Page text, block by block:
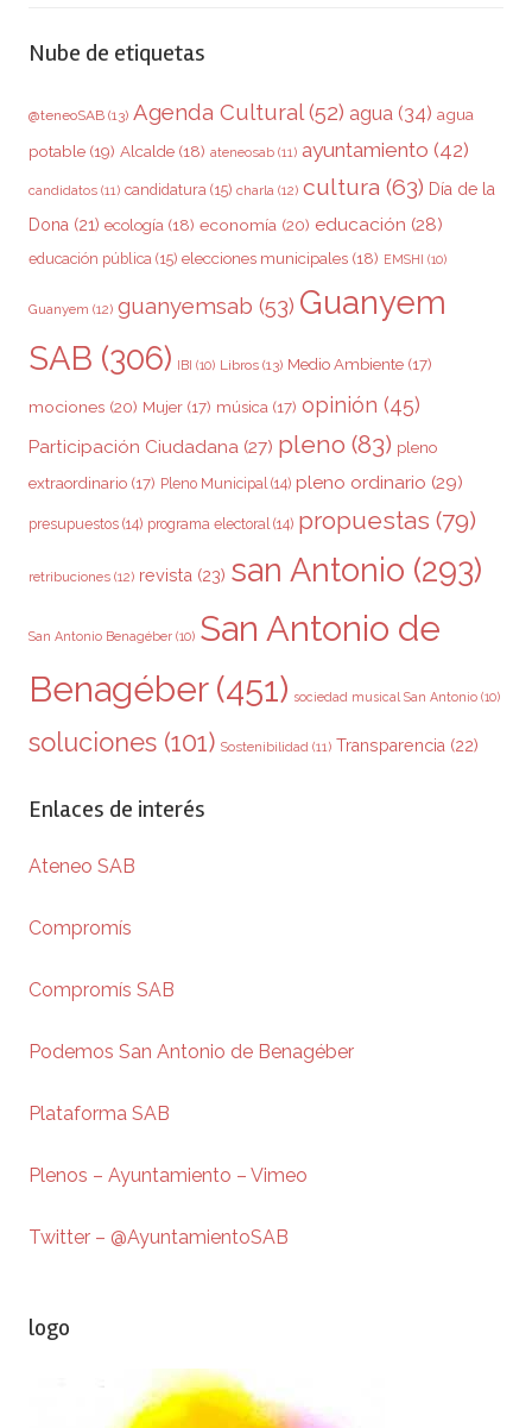
Nube de etiquetas
@teneoSAB (13) Agenda Cultural(52) agua (34) agua
potable (19) Alcalde (18) ateneosab (11) ayuntamiento (42)
candidatos (11) candidatura (15) charla (12) cultura (63) Día de la
Dona (21) ecología (18) economía (20) educación (28)
educación pública (15) elecciones municipales (18) EMSHI (10)
Guanyem (12) guanyemsab (53) Guanyem
SAB (306) IBI (10) Libros (13) Medio Ambiente (17)
mociones (20) Mujer (17) música (17) opinión (45)
Participación Ciudadana (27) pleno (83) pleno
extraordinario (17) Pleno Municipal (14) pleno ordinario (29)
presupuestos (14) programa electoral (14) propuestas (79)
retribuciones (12) revista (23) san Antonio (293)
San Antonio Benagéber (10) San Antonio de
Benagéber(451) sociedad musical San Antonio (10)
soluciones (101) Sostenibilidad (11) Transparencia (22)
Enlaces de interés
Ateneo SAB
Compromís
Compromís SAB
Podemos San Antonio de Benagéber
Plataforma SAB
Plenos – Ayuntamiento – Vimeo
Twitter – @AyuntamientoSAB
logo